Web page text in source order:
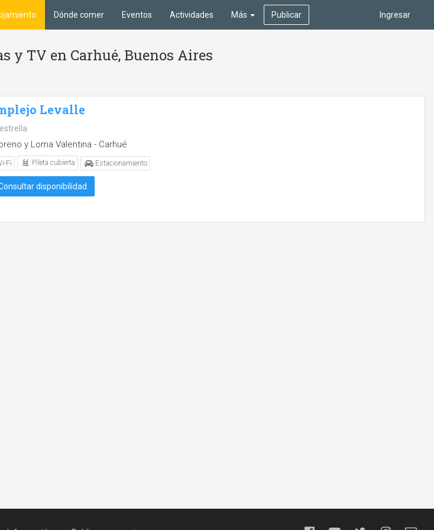
Ingresar
Dónde comer Eventos Actividades Más Publicar
y TV en Carhué, Buenos Aires
Levalle
y Loma Valentina - Carhué
Fi Pileta cubierta Estacionamiento
disponibilidad